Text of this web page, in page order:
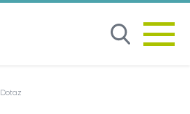
Dotaz